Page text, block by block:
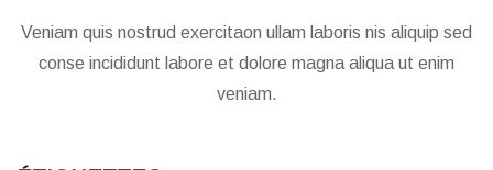
Veniam quis nostrud exercitaon ullam laboris nis aliquip sed
conse incididunt labore et dolore magna aliqua ut enim
veniam.